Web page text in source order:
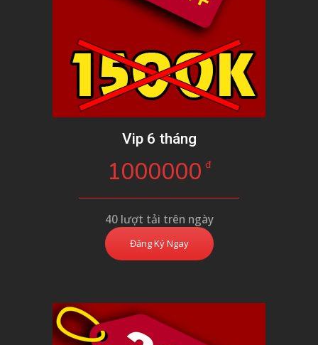
Vip 6 tháng
1000000 đ
40 lượt tải trên ngày
Đăng Ký Ngay